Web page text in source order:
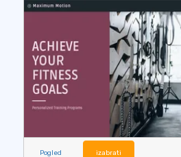
Pogled izabrati